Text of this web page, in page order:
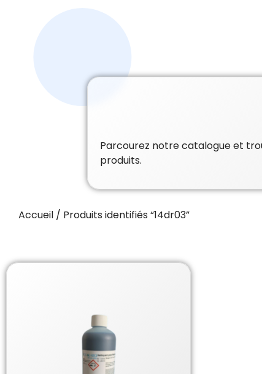
Parcourez notre catalogue et
produits.
Accueil / Produits identifiés “14dr03”